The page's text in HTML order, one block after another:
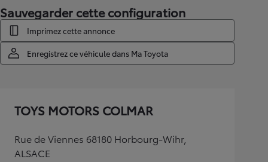
Sauvegarder cette configuration
Imprimez cette annonce
Enregistrez ce véhicule dans Ma Toyota
TOYS MOTORS COLMAR
Rue de Viennes 68180 Horbourg-Wihr,
ALSACE